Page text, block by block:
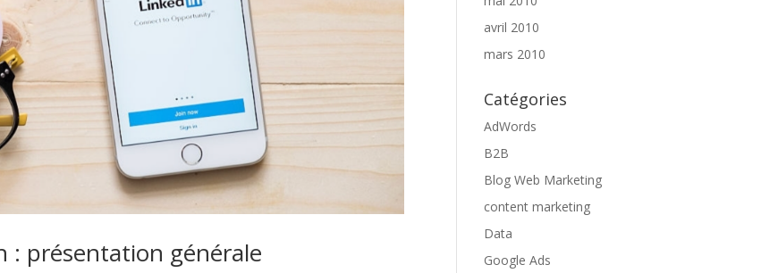
avril 2010
mars 2010
AdWords
B2B
Blog Web Marketing
content marketing
Data
Google Ads